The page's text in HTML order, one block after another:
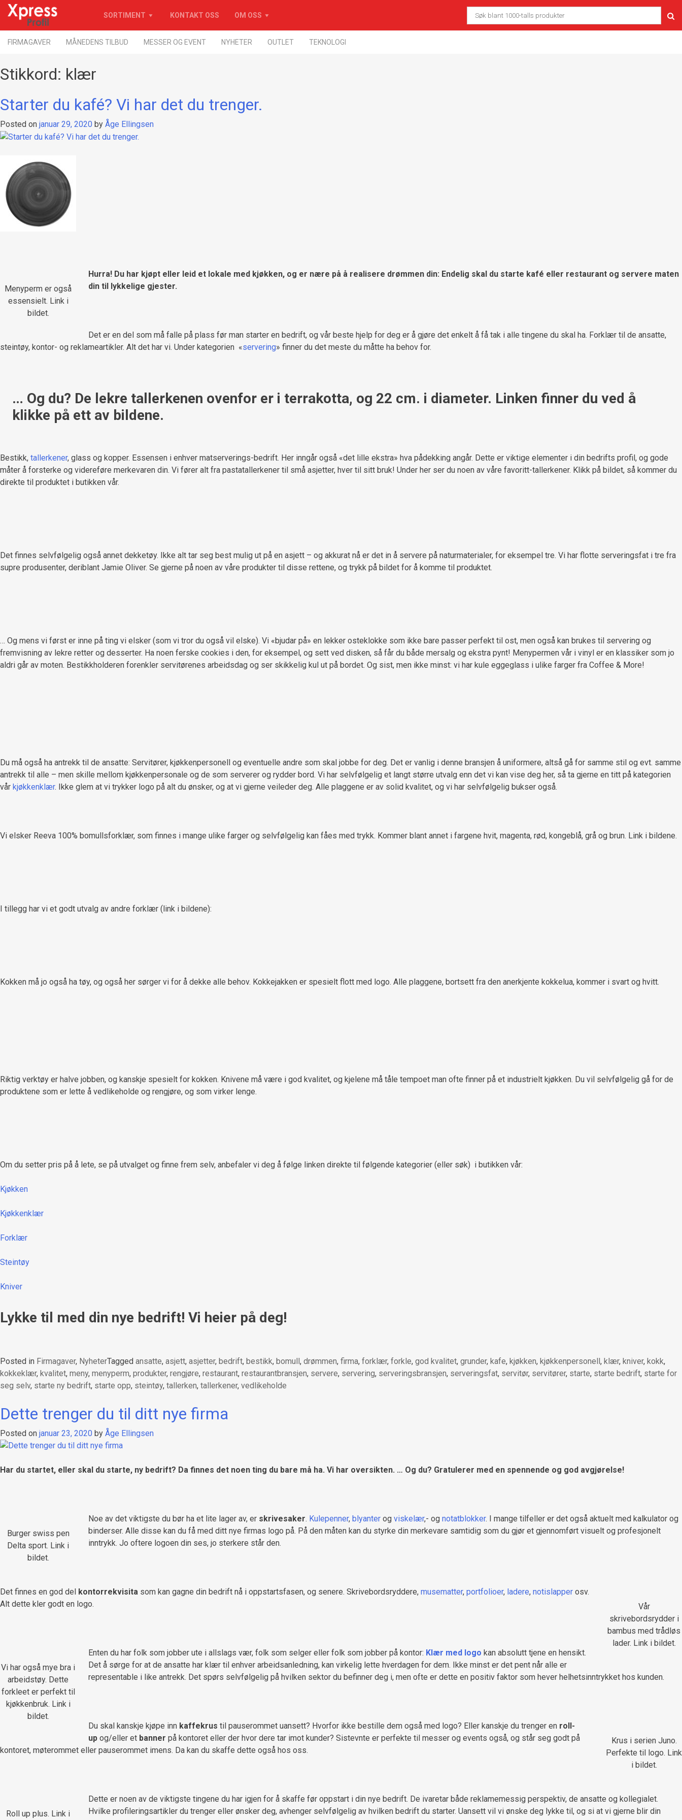
Skip
content
Firmagaver med logotrykk
SORTIMENT KONTAKT OSS OM OSS
FIRMAGAVER MÅNEDENS TILBUD MESSER OG EVENT NYHETER OUTLET TEKNOLOGI
Stikkord: klær
Starter du kafé? Vi har det du trenger.
Posted on januar 29, 2020 by Åge Ellingsen
Menyperm er også
essensielt. Link i
bildet.
Hurra! Du har kjøpt eller leid et lokale med kjøkken, og er nære på å realisere drømmen din: Endelig skal du starte kafé eller restaurant og servere maten
din til lykkelige gjester.
Det er en del som må falle på plass før man starter en bedrift, og vår beste hjelp for deg er å gjøre det enkelt å få tak i alle tingene du skal ha. Forklær til de ansatte,
steintøy, kontor- og reklameartikler. Alt det har vi. Under kategorien «servering» finner du det meste du måtte ha behov for.
… Og du? De lekre tallerkenen ovenfor er i terrakotta, og 22 cm. i diameter. Linken finner du ved å
klikke på ett av bildene.
Bestikk, tallerkener, glass og kopper. Essensen i enhver matserverings-bedrift. Her inngår også «det lille ekstra» hva pådekking angår. Dette er viktige elementer i din bedrifts profil, og gode
måter å forsterke og videreføre merkevaren din. Vi fører alt fra pastatallerkener til små asjetter, hver til sitt bruk! Under her ser du noen av våre favoritt-tallerkener. Klikk på bildet, så kommer du
direkte til produktet i butikken vår.
Det finnes selvfølgelig også annet dekketøy. Ikke alt tar seg best mulig ut på en asjett – og akkurat nå er det in å servere på naturmaterialer, for eksempel tre. Vi har flotte serveringsfat i tre fra
supre produsenter, deriblant Jamie Oliver. Se gjerne på noen av våre produkter til disse rettene, og trykk på bildet for å komme til produktet.
… Og mens vi først er inne på ting vi elsker (som vi tror du også vil elske). Vi «bjudar på» en lekker osteklokke som ikke bare passer perfekt til ost, men også kan brukes til servering og
fremvisning av lekre retter og desserter. Ha noen ferske cookies i den, for eksempel, og sett ved disken, så får du både mersalg og ekstra pynt! Menypermen vår i vinyl er en klassiker som jo
aldri går av moten. Bestikkholderen forenkler servitørenes arbeidsdag og ser skikkelig kul ut på bordet. Og sist, men ikke minst: vi har kule eggeglass i ulike farger fra Coffee & More!
Du må også ha antrekk til de ansatte: Servitører, kjøkkenpersonell og eventuelle andre som skal jobbe for deg. Det er vanlig i denne bransjen å uniformere, altså gå for samme stil og evt. samme
antrekk til alle – men skille mellom kjøkkenpersonale og de som serverer og rydder bord. Vi har selvfølgelig et langt større utvalg enn det vi kan vise deg her, så ta gjerne en titt på kategorien
vår kjøkkenklær. Ikke glem at vi trykker logo på alt du ønsker, og at vi gjerne veileder deg. Alle plaggene er av solid kvalitet, og vi har selvfølgelig bukser også.
Vi elsker Reeva 100% bomullsforklær, som finnes i mange ulike farger og selvfølgelig kan fåes med trykk. Kommer blant annet i fargene hvit, magenta, rød, kongeblå, grå og brun. Link i bildene.
I tillegg har vi et godt utvalg av andre forklær (link i bildene):
Kokken må jo også ha tøy, og også her sørger vi for å dekke alle behov. Kokkejakken er spesielt flott med logo. Alle plaggene, bortsett fra den anerkjente kokkelua, kommer i svart og hvitt.
Riktig verktøy er halve jobben, og kanskje spesielt for kokken. Knivene må være i god kvalitet, og kjelene må tåle tempoet man ofte finner på et industrielt kjøkken. Du vil selvfølgelig gå for de
produktene som er lette å vedlikeholde og rengjøre, og som virker lenge.
Om du setter pris på å lete, se på utvalget og finne frem selv, anbefaler vi deg å følge linken direkte til følgende kategorier (eller søk) i butikken vår:
Kjøkken
Kjøkkenklær
Forklær
Steintøy
Kniver
Lykke til med din nye bedrift! Vi heier på deg!
Posted in Firmagaver, NyheterTagged ansatte, asjett, asjetter, bedrift, bestikk, bomull, drømmen, firma, forklær, forkle, god kvalitet, grunder, kafe, kjøkken, kjøkkenpersonell, klær, kniver, kokk,
kokkeklær, kvalitet, meny, menyperm, produkter, rengjøre, restaurant, restaurantbransjen, servere, servering, serveringsbransjen, serveringsfat, servitør, servitører, starte, starte bedrift, starte for
seg selv, starte ny bedrift, starte opp, steintøy, tallerken, tallerkener, vedlikeholde
Dette trenger du til ditt nye firma
Posted on januar 23, 2020 by Åge Ellingsen
Har du startet, eller skal du starte, ny bedrift? Da finnes det noen ting du bare må ha. Vi har oversikten. … Og du? Gratulerer med en spennende og god avgjørelse!
Burger swiss pen
Delta sport. Link i
bildet.
Noe av det viktigste du bør ha et lite lager av, er skrivesaker. Kulepenner, blyanter og viskelær,- og notatblokker. I mange tilfeller er det også aktuelt med kalkulator og
binderser. Alle disse kan du få med ditt nye firmas logo på. På den måten kan du styrke din merkevare samtidig som du gjør et gjennomført visuelt og profesjonelt
inntrykk. Jo oftere logoen din ses, jo sterkere står den.
Vår
skrivebordsrydder i
bambus med trådløs
lader. Link i bildet.
Det finnes en god del kontorrekvisita som kan gagne din bedrift nå i oppstartsfasen, og senere. Skrivebordsryddere, musematter, portfolioer, ladere, notislapper osv.
Alt dette kler godt en logo.
Vi har også mye bra i
arbeidstøy. Dette
forkleet er perfekt til
kjøkkenbruk. Link i
bildet.
Enten du har folk som jobber ute i allslags vær, folk som selger eller folk som jobber på kontor: Klær med logo kan absolutt tjene en hensikt.
Det å sørge for at de ansatte har klær til enhver arbeidsanledning, kan virkelig lette hverdagen for dem. Ikke minst er det pent når alle er
representable i like antrekk. Det spørs selvfølgelig på hvilken sektor du befinner deg i, men ofte er dette en positiv faktor som hever helhetsinntrykket hos kunden.
Krus i serien Juno.
Perfekte til logo. Link
i bildet.
Du skal kanskje kjøpe inn kaffekrus til pauserommet uansett? Hvorfor ikke bestille dem også med logo? Eller kanskje du trenger en roll-
up og/eller et banner på kontoret eller der hvor dere tar imot kunder? Sistevnte er perfekte til messer og events også, og står seg godt på
kontoret, møterommet eller pauserommet imens. Da kan du skaffe dette også hos oss.
Roll up plus. Link i
Dette er noen av de viktigste tingene du har igjen for å skaffe før oppstart i din nye bedrift. De ivaretar både reklamemessig perspektiv, de ansatte og kollegialet.
Hvilke profileringsartikler du trenger eller ønsker deg, avhenger selvfølgelig av hvilken bedrift du starter. Uansett vil vi ønske deg lykke til, og si at vi gjerne blir din